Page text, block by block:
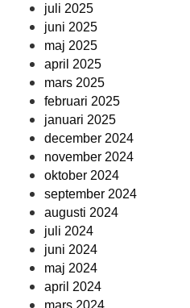
juli 2025
juni 2025
maj 2025
april 2025
mars 2025
februari 2025
januari 2025
december 2024
november 2024
oktober 2024
september 2024
augusti 2024
juli 2024
juni 2024
maj 2024
april 2024